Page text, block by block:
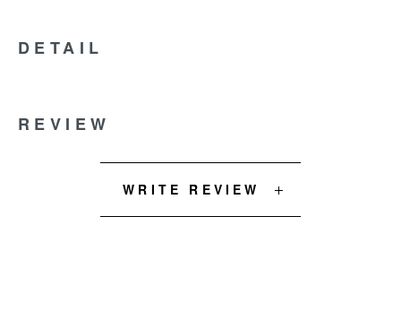
DETAIL
REVIEW
WRITE REVIEW